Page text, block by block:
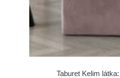
Taburet Kelim